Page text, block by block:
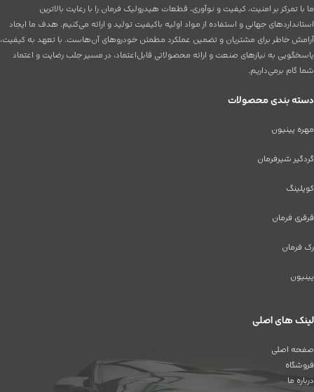
ما با تمرکز بر امنیت، کیفیت و نوآوری، قطعات هیدرولیک فرمان را با رعایت بالاترین
استانداردهای جهانی و استفاده از مواد اولیه باکیفیت تولید و ارائه می‌کنیم. هدف ما ایجاد
آرامش خاطر برای مشتریان و تضمین عملکرد مطمئن خودروهای آن‌هاست. با تعهد به کیفیت،
پاسخگویی به نیازهای صنعت و ارائه محصولاتی قابل‌اعتماد، در مسیر جلب رضایت و اعتماد
شما گام برمی‌داریم.
دسته بندی محصولات
مهره پینیون
گردگیر شیرفرمان
کوپلینگ
قرقری فرمان
رک فرمان
پینیون
لینک های اصلی
صفحه اصلی
فروشگاه
درباره ما